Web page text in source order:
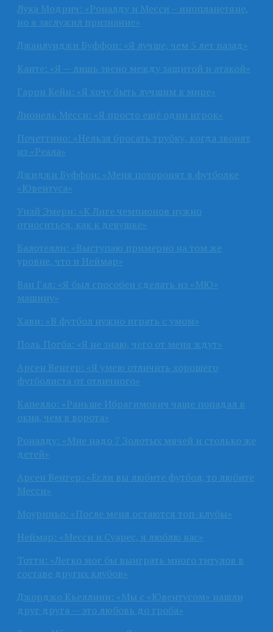
Лука Модрич: «Роналду и Месси – инопланетяне,
но я заслужил признание»
Джанлуиджи Буффон: «Я лучше, чем 5 лет назад»
Канте: «Я — лишь звено между защитой и атакой»
Гарри Кейн: «Я хочу быть лучшим в мире»
Лионель Месси: «Я просто ещё один игрок»
Почеттино: «Нельзя бросать трубку, когда звонят
из «Реала»
Джиджи Буффон: «Меня похоронят в футболке
«Ювентуса»
Унай Эмери: «К Лиге чемпионов нужно
относиться, как к девушке»
Балотелли: «Выступаю примерно на том же
уровне, что и Неймар»
Ван Гал: «Я был способен сделать из «МЮ»
машину»
Хави: «В футбол нужно играть с умом»
Поль Погба: «Я не знаю, чего от меня ждут»
Арсен Венгер: «Я умею отличить хорошего
футболиста от отличного»
Капелло: «Раньше Ибрагимович чаще попадал в
окна, чем в ворота»
Роналду: «Мне надо 7 Золотых мячей и столько же
детей»
Арсен Венгер: «Если вы любите футбол, то любите
Месси»
Моуриньо: «После меня остаются топ-клубы»
Неймар: «Месси и Суарес, я люблю вас»
Тотти: «Легко мог бы выиграть много титулов в
составе других клубов»
Джорджо Кьеллини: «Мы с «Ювентусом» нашли
друг друга — это любовь до гроба»